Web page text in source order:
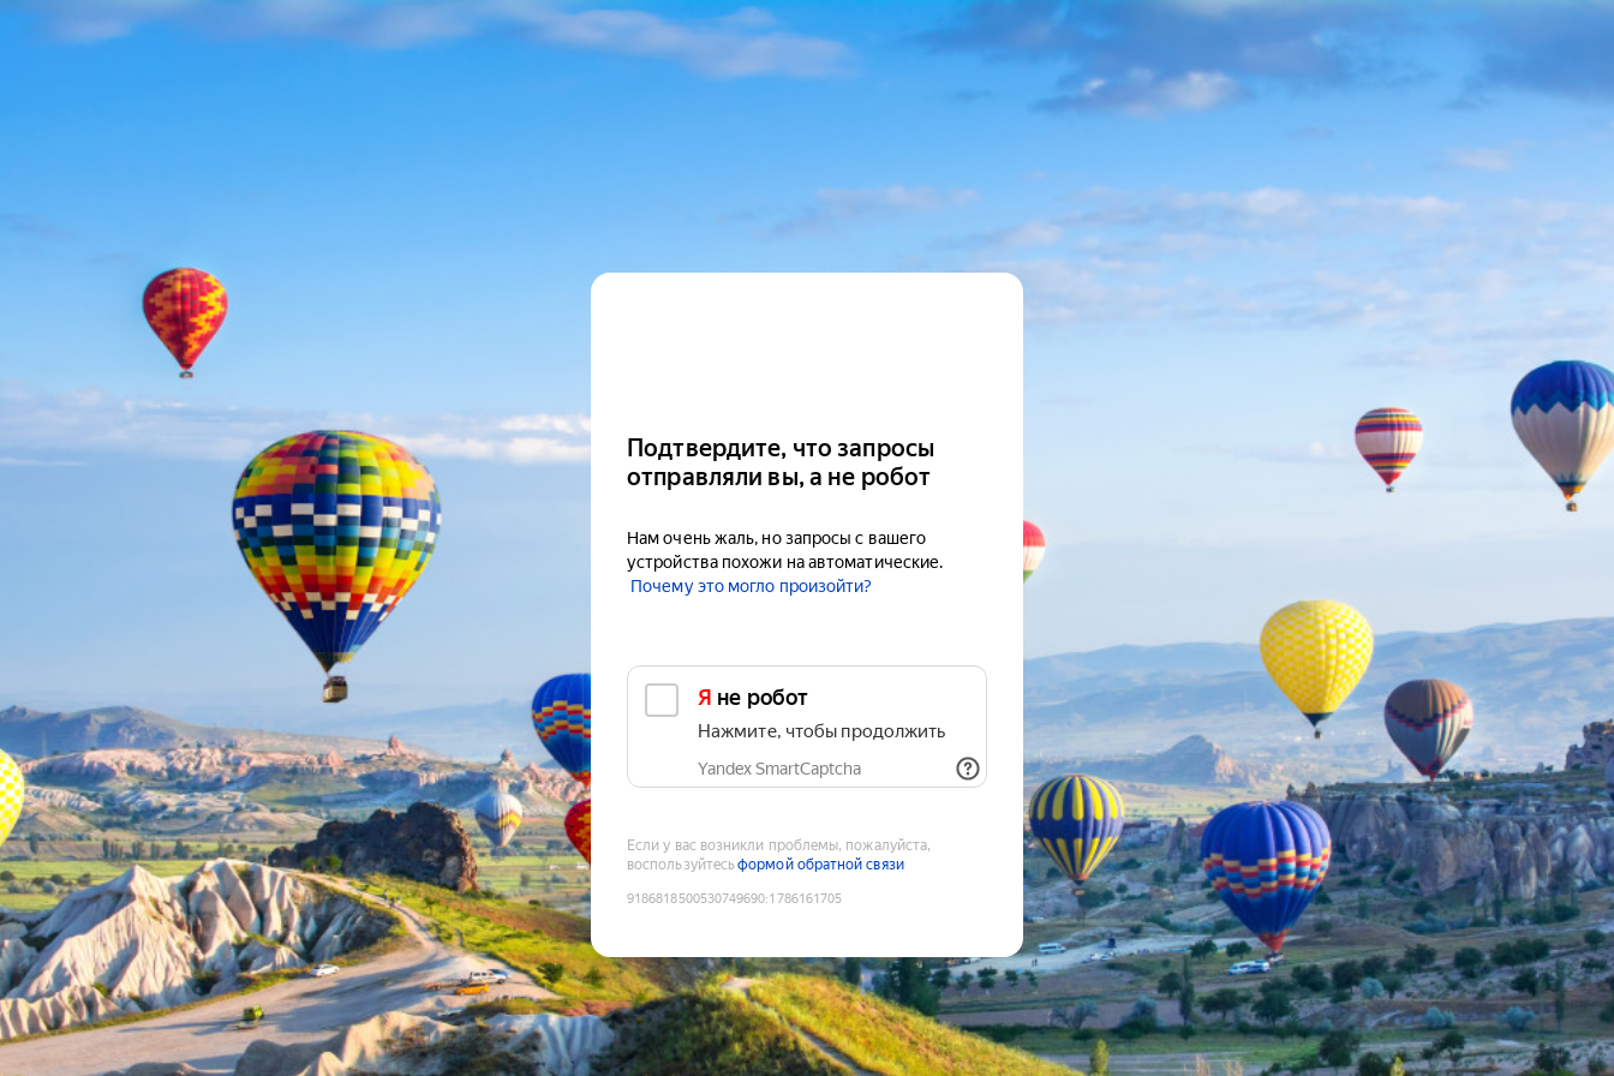
Подтвердите, что запросы
отправляли вы, а не робот
Нам очень жаль, но запросы с вашего
устройства похожи на автоматические.
Почему это могло произойти?
Я не робот
Нажмите, чтобы продолжить
Yandex SmartCaptcha
Если у вас возникли проблемы, пожалуйста,
воспользуйтесьформой обратной связи
9186818500530749690:1786161705